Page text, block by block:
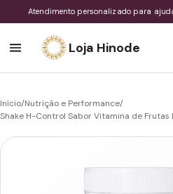
Atendimento personalizado para
Loja Hinode
Início/Nutrição e Performance/
Shake H-Control Sabor Vitamina de Frutas